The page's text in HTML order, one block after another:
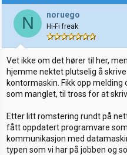
j
o
e
r
:
N noruego
Hi-Fi freak
Vet ikke om det hører til her,
hjemme nektet plutselig å
kontormaskin. Fikk opp
som manglet, til tross for at
Etter litt romstering rundt på
fått oppdatert programvare
kommunikasjon med
typen som vi har på jobben og